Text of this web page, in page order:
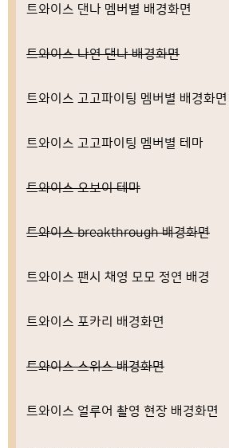
트와이스 댄나 멤버별 배경화면
트와이스 나연 댄나 배경화면
트와이스 고고파이팅 멤버별 배경화면
트와이스 고고파이팅 멤버별 테마
트와이스 오보이 테마
트와이스 breakthrough 배경화면
트와이스 팬시 채영 모모 정연 배경
트와이스 포카리 배경화면
트와이스 스위스 배경화면
트와이스 얼루어 촬영 현장 배경화면